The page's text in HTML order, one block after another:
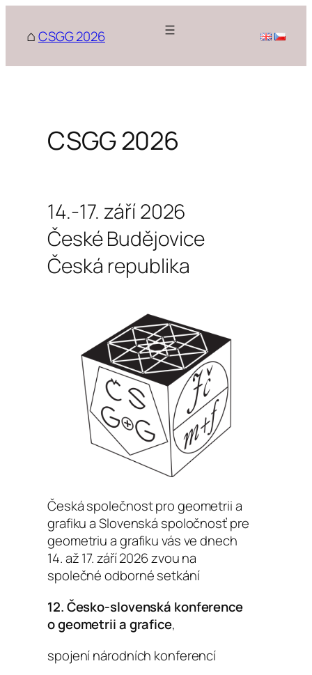
obsah
CSGG 2026
CSGG 2026
14.-17. září 2026
České Budějovice
Česká republika
Česká společnost pro geometrii a
grafiku a Slovenská spoločnosť pre
geometriu a grafiku vás ve dnech
14. až 17. září 2026 zvou na
společné odborné setkání
12. Česko-slovenská konference
o geometrii a grafice,
spojení národních konferencí